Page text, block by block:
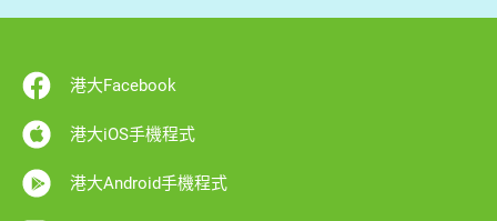
港大Facebook
港大iOS手機程式
港大Android手機程式